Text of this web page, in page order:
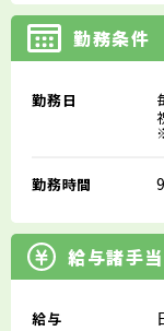
勤務条件
勤務日
勤務時間
給与諸手当
給与